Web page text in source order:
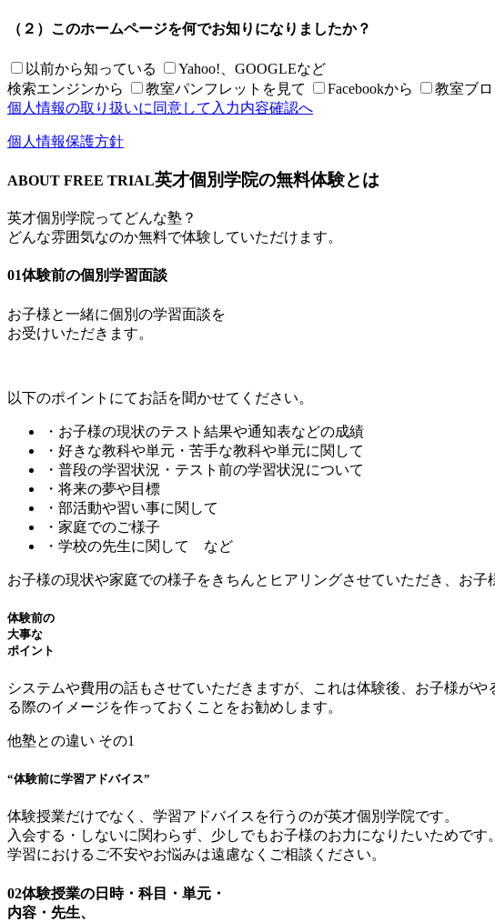
（２）このホームページを何でお知りになりましたか？
以前から知っている
Yahoo!、GOOGLEなど
検索エンジンから
教室パンフレットを見て Facebookから 教室ブ
個人情報の取り扱いに同意して 入力内容確認へ
個人情報保護方針
ABOUT FREE TRIAL英才個別学院の無料体験とは
英才個別学院ってどんな塾？
どんな雰囲気なのか無料で体験していただけます。
01体験前の個別学習面談
お子様と一緒に個別の学習面談を
お受けいただきます。
以下のポイントにてお話を聞かせてください。
・お子様の現状のテスト結果や通知表などの成績
・好きな教科や単元・苦手な教科や単元に関して
・普段の学習状況・テスト前の学習状況について
・将来の夢や目標
・部活動や習い事に関して
・家庭でのご様子
・学校の先生に関して など
お子様の現状や家庭での様子をきちんとヒアリングさせていただき、お
体験前の
大事な
ポイント
システムや費用の話もさせていただきますが、これは体験後、お子様が
る際のイメージを作っておくことをお勧めします。
他塾との違い その1
“体験前に学習アドバイス”
体験授業だけでなく、学習アドバイスを行うのが英才個別学院です。
入会する・しないに関わらず、少しでもお子様のお力になりたいためです。
学習におけるご不安やお悩みは遠慮なくご相談ください。
02体験授業の日時・科目・単元・
内容・先生、